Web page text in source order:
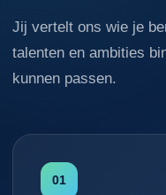
Jij vertelt ons wie je
talenten en ambities
kunnen passen.
01